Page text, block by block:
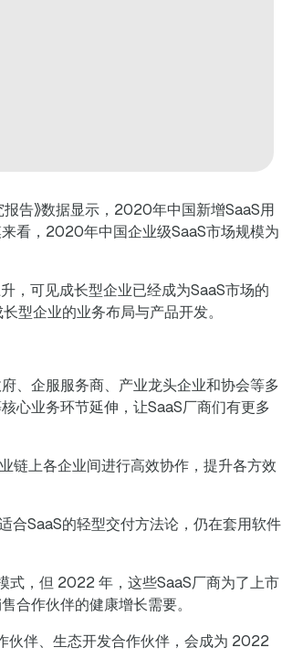
告》数据显示，2020年中国新增SaaS用
看，2020年中国企业级SaaS市场规模为
，可见成长型企业已经成为SaaS市场的
型企业的业务布局与产品开发。
、企服服务商、产业龙头企业和协会等多
心业务环节延伸，让SaaS厂商们有更多
链上各企业间进行高效协作，提升各方效
合SaaS的轻型交付方法论，仍在套用软件
式，但 2022 年，这些SaaS厂商为了上市
合作伙伴的健康增长需要。
伙伴、生态开发合作伙伴，会成为 2022